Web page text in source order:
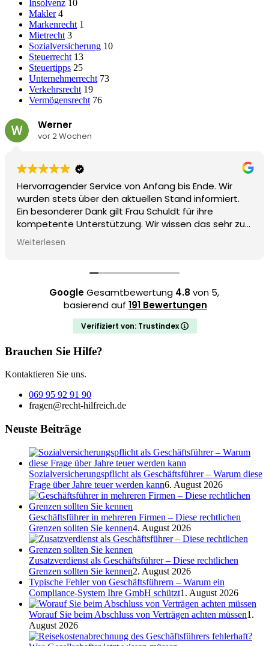
Insolvenz 10
Makler 4
Markenrecht 1
Mietrecht 3
Sozialversicherung 10
Steuerrecht 13
Steuertipps 25
Unternehmerrecht 73
Verkehrsrecht 19
Vermögensrecht 76
Werner
vor 2 Wochen
Hervorragender Service von Anfang bis Ende. Wir
wurden stets über den aktuellen Stand informiert.
Ein besonderer Dank gilt Frau Schuldt für ihre
kompetente Unterstützung. Wir wissen das sehr zu
schätzen.
Weiterlesen
GoogleGesamtbewertung 4.8 von 5,
basierend auf 191 Bewertungen
Verifiziert von: Trustindex
Brauchen Sie Hilfe?
Kontaktieren Sie uns.
069 95 92 91 90
fragen@recht-hilfreich.de
Neuste Beiträge
Sozialversicherungspflicht als Geschäftsführer – Warum diese
Frage über Jahre teuer werden kann6. August 2026
Geschäftsführer in mehreren Firmen – Diese rechtlichen
Grenzen sollten Sie kennen4. August 2026
Zusatzverdienst als Geschäftsführer – Diese rechtlichen
Grenzen sollten Sie kennen2. August 2026
Typische Fehler von Geschäftsführern – Warum ein
Compliance-System Ihre GmbH schützt1. August 2026
Worauf Sie beim Abschluss von Verträgen achten müssen1.
August 2026